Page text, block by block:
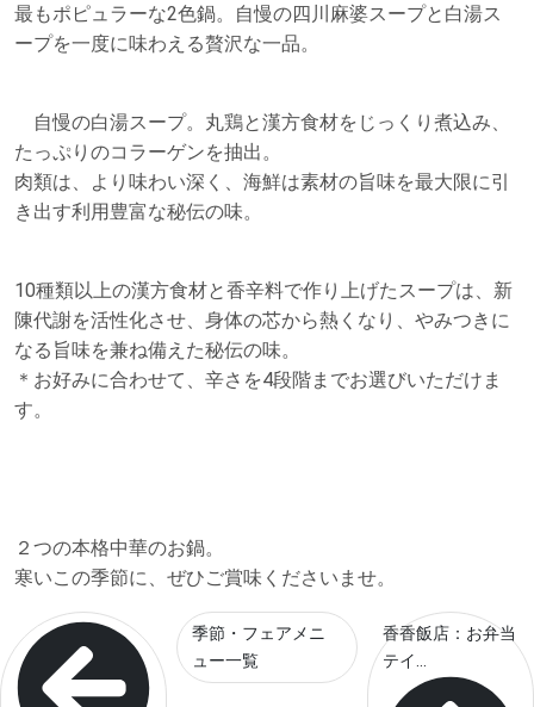
最もポピュラーな2色鍋。自慢の四川麻婆スープと白湯ス
ープを一度に味わえる贅沢な一品。
自慢の白湯スープ。丸鶏と漢方食材をじっくり煮込み、
たっぷりのコラーゲンを抽出。
肉類は、より味わい深く、海鮮は素材の旨味を最大限に引
き出す利用豊富な秘伝の味。
10種類以上の漢方食材と香辛料で作り上げたスープは、新
陳代謝を活性化させ、身体の芯から熱くなり、やみつきに
なる旨味を兼ね備えた秘伝の味。
＊お好みに合わせて、辛さを4段階までお選びいただけま
す。
２つの本格中華のお鍋。
寒いこの季節に、ぜひご賞味くださいませ。
季節・フェアメニ
ュー一覧
香香飯店：お弁当
テイ...